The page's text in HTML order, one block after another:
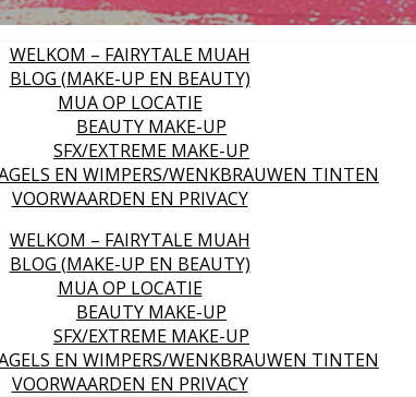
WELKOM – FAIRYTALE MUAH
BLOG (MAKE-UP EN BEAUTY)
MUA OP LOCATIE
BEAUTY MAKE-UP
SFX/EXTREME MAKE-UP
EN WIMPERS/WENKBRAUWEN TINTEN
VOORWAARDEN EN PRIVACY
WELKOM – FAIRYTALE MUAH
BLOG (MAKE-UP EN BEAUTY)
MUA OP LOCATIE
BEAUTY MAKE-UP
SFX/EXTREME MAKE-UP
EN WIMPERS/WENKBRAUWEN TINTEN
VOORWAARDEN EN PRIVACY